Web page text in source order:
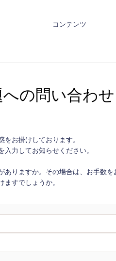
コンテンツ
の問い合わせ
お掛けしております。
力してお知らせください。
ありますか。その場合は、お手数
ますでしょうか。